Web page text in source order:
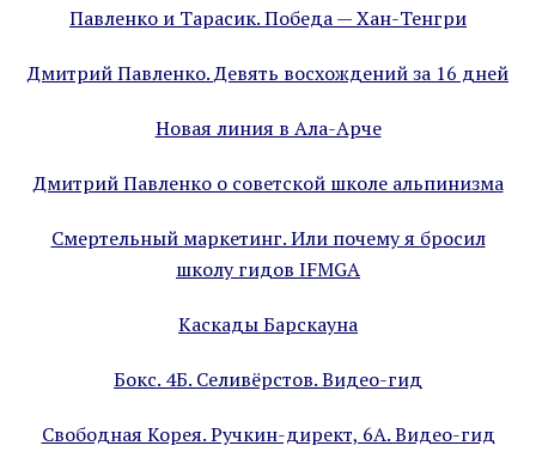
Павленко и Тарасик. Победа — Хан-Тенгри
Дмитрий Павленко. Девять восхождений за 16 дней
Новая линия в Ала-Арче
Дмитрий Павленко о советской школе альпинизма
Смертельный маркетинг. Или почему я бросил
школу гидов IFMGA
Каскады Барскауна
Бокс. 4Б. Селивёрстов. Видео-гид
Свободная Корея. Ручкин-директ, 6А. Видео-гид